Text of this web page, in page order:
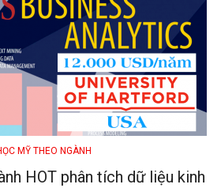
MỸ THEO NGÀNH
HOT phân tích dữ liệu kinh